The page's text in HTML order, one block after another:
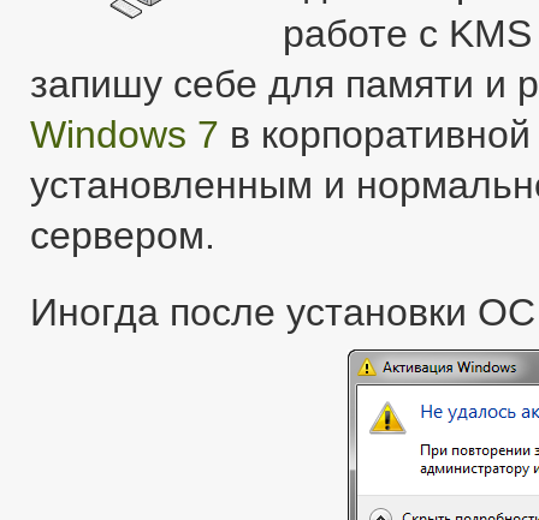
работе с
запишу себе для памяти и
Windows 7 в
установленным и
сервером.
Иногда после установки